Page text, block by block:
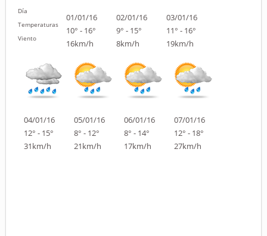
Día
Temperaturas
Viento
01/01/16
10° - 16°
16km/h
02/01/16
9° - 15°
8km/h
03/01/16
11° - 16°
19km/h
04/01/16
12° - 15°
31km/h
05/01/16
8° - 12°
21km/h
06/01/16
8° - 14°
17km/h
07/01/16
12° - 18°
27km/h